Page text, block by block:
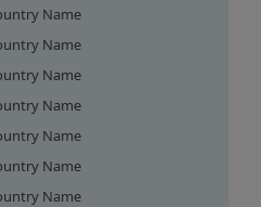
Name
Name
Name
Name
Name
Name
Name